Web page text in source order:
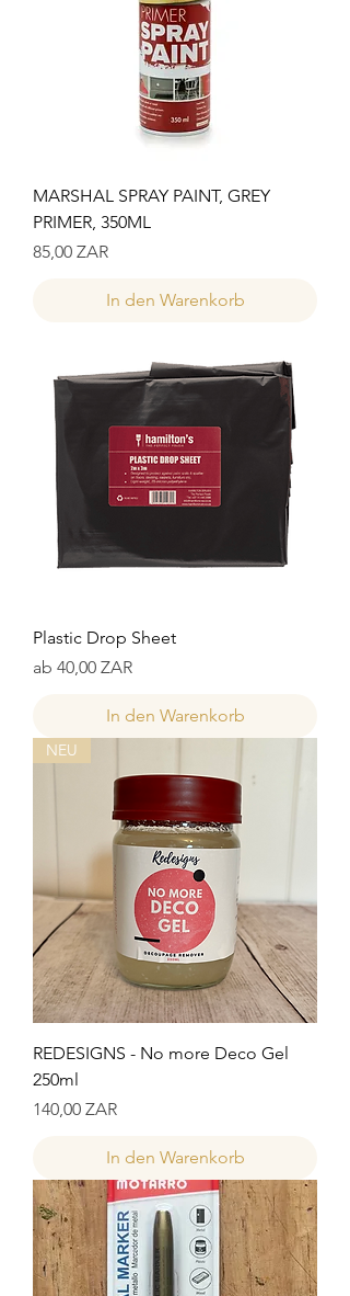
MARSHAL SPRAY PAINT, GREY
PRIMER, 350ML
Preis
85,00 ZAR
In den Warenkorb
Plastic Drop Sheet
ab 40,00 ZAR
Sale-Preis
In den Warenkorb
NEU
REDESIGNS - No more Deco Gel
250ml
Preis
140,00 ZAR
In den Warenkorb